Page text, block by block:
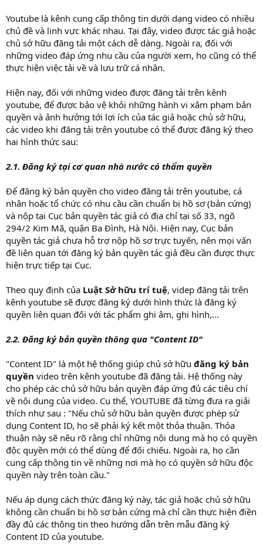
Youtube là kênh cung cấp thông tin dưới dạng video có nhiều
chủ đề và linh vực khác nhau. Tại đây, video được tác giả hoặc
chủ sở hữu đăng tải một cách dễ dàng. Ngoài ra, đối với
những video đáp ứng nhu cầu của người xem, họ cũng có thể
thực hiện việc tải về và lưu trữ cá nhân.
Hiện nay, đối với những video được đăng tải trên kênh
youtube, để được bảo vệ khỏi những hành vi xâm phạm bản
quyền và ảnh hưởng tới lợi ích của tác giả hoặc chủ sở hữu,
các video khi đăng tải trên youtube có thể được đăng ký theo
hai hình thức sau:
2.1. Đăng ký tại cơ quan nhà nước có thẩm quyền
Để đăng ký bản quyền cho video đăng tải trên youtube, cá
nhân hoặc tổ chức có nhu cầu cần chuẩn bị hồ sơ (bản cứng)
và nộp tại Cục bản quyền tác giả có địa chỉ tại số 33, ngõ
294/2 Kim Mã, quận Ba Đình, Hà Nội. Hiện nay, Cục bản
quyền tác giả chưa hỗ trợ nộp hồ sơ trực tuyến, nên mọi vấn
đề liên quan tới đăng ký bản quyền tác giả đều cần được thực
hiện trực tiếp tại Cục.
Theo quy định của Luật Sở hữu trí tuệ, videp đăng tải trên
kênh youtube sẽ được đăng ký dưới hình thức là đăng ký
quyền liên quan đối với tác phẩm ghi âm, ghi hình,...
2.2. Đăng ký bản quyền thông qua "Content ID"
"Content ID" là một hệ thống giúp chủ sở hữu đăng ký bản
quyền video trên kênh youtube đã đăng tải. Hệ thống này
cho phép các chủ sở hữu bản quyền đáp ứng đủ các tiêu chí
về nội dung của video. Cụ thể, YOUTUBE đã từng đưa ra giải
thích như sau : "Nếu chủ sở hữu bản quyền được phép sử
dụng Content ID, họ sẽ phải ký kết một thỏa thuận. Thỏa
thuận này sẽ nêu rõ rằng chỉ những nội dung mà họ có quyền
độc quyền mới có thể dùng để đối chiếu. Ngoài ra, họ cần
cung cấp thông tin về những nơi mà họ có quyền sở hữu độc
quyền này trên toàn cầu."
Nếu áp dụng cách thức đăng ký này, tác giả hoặc chủ sở hữu
không cần chuẩn bị hồ sơ bản cứng mà chỉ cần thực hiện điền
đầy đủ các thông tin theo hướng dẫn trên mẫu đăng ký
Content ID của youtube.